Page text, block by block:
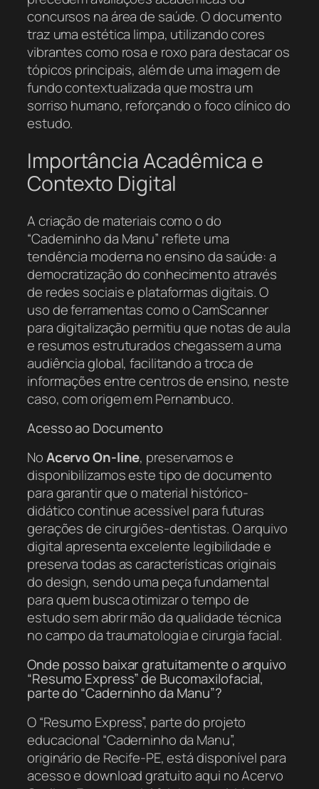
concursos na área de saúde. O documento
traz uma estética limpa, utilizando cores
vibrantes como rosa e roxo para destacar os
tópicos principais, além de uma imagem de
fundo contextualizada que mostra um
sorriso humano, reforçando o foco clínico do
estudo.
Importância Acadêmica e
Contexto Digital
A criação de materiais como o do
“Caderninho da Manu” reflete uma
tendência moderna no ensino da saúde: a
democratização do conhecimento através
de redes sociais e plataformas digitais. O
uso de ferramentas como o CamScanner
para digitalização permitiu que notas de aula
e resumos estruturados chegassem a uma
audiência global, facilitando a troca de
informações entre centros de ensino, neste
caso, com origem em Pernambuco.
Acesso ao Documento
NoAcervo On-line, preservamos e
disponibilizamos este tipo de documento
para garantir que o material histórico-
didático continue acessível para futuras
gerações de cirurgiões-dentistas. O arquivo
digital apresenta excelente legibilidade e
preserva todas as características originais
do design, sendo uma peça fundamental
para quem busca otimizar o tempo de
estudo sem abrir mão da qualidade técnica
no campo da traumatologia e cirurgia facial.
Onde posso baixar gratuitamente o arquivo
“Resumo Express” de Bucomaxilofacial,
parte do “Caderninho da Manu”?
O “Resumo Express”, parte do projeto
educacional “Caderninho da Manu”,
originário de Recife-PE, está disponível para
acesso e download gratuito aqui no Acervo